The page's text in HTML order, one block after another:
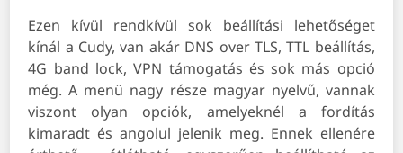
Ezen kívül rendkívül sok beállítási lehetőséget
kínál a Cudy, van akár DNS over TLS, TTL beállítás,
4G band lock, VPN támogatás és sok más opció
még. A menü nagy része magyar nyelvű, vannak
viszont olyan opciók, amelyeknél a fordítás
kimaradt és angolul jelenik meg. Ennek ellenére